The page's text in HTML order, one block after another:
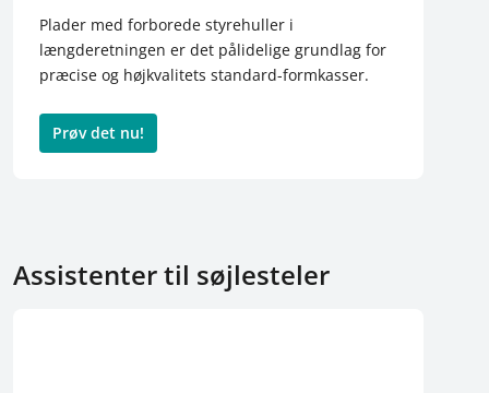
Plader med forborede styrehuller i
længderetningen er det pålidelige grundlag for
præcise og højkvalitets standard-formkasser.
Prøv det nu!
Assistenter til søjlesteler